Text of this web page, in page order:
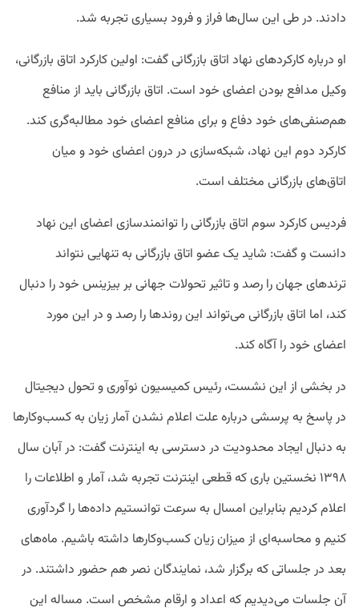
دادند. در طی این سال‌ها فراز و فرود بسیاری تجربه شد.
او درباره کارکردهای نهاد اتاق بازرگانی گفت: اولین کارکرد اتاق بازرگانی،
وکیل مدافع بودن اعضای خود است. اتاق بازرگانی باید از منافع
هم‌صنفی‌های خود دفاع و برای منافع اعضای خود مطالبه‌گری کند.
کارکرد دوم این نهاد، شبکه‌سازی در درون اعضای خود و میان
اتاق‌های بازرگانی مختلف است.
فردیس کارکرد سوم اتاق بازرگانی را توانمندسازی اعضای این نهاد
دانست و گفت: شاید یک عضو اتاق بازرگانی به تنهایی نتواند
ترندهای جهان را رصد و تاثیر تحولات جهانی بر بیزینس‌ خود را دنبال
کند، اما اتاق بازرگانی می‌تواند این روندها را رصد و در این مورد
اعضای خود را آگاه کند.
در بخشی از این نشست، رئیس کمیسیون نوآوری و تحول دیجیتال
در پاسخ به پرسشی درباره علت اعلام نشدن آمار زیان به کسب‌‌وکارها
به دنبال ایجاد محدودیت در دسترسی به اینترنت گفت: در آبان سال
۱۳۹۸ نخستین باری که قطعی اینترنت تجربه شد، آمار و اطلاعات را
اعلام کردیم بنابراین امسال به سرعت توانستیم داده‌ها را گردآوری
کنیم و محاسبه‌ای از میزان زیان کسب‌وکارها داشته باشیم. ماه‌های
بعد در جلساتی که برگزار شد، نمایندگان نصر هم حضور داشتند. در
آن جلسات می‌دیدیم که اعداد و ارقام مشخص است. مساله این